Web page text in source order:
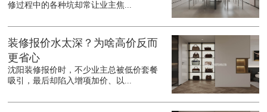
修过程中的各种坑却常让业主焦...
装修报价水太深？为啥高价反而
更省心
沈阳装修报价时，不少业主总被低价套餐
吸引，最后却陷入增项加价、以...